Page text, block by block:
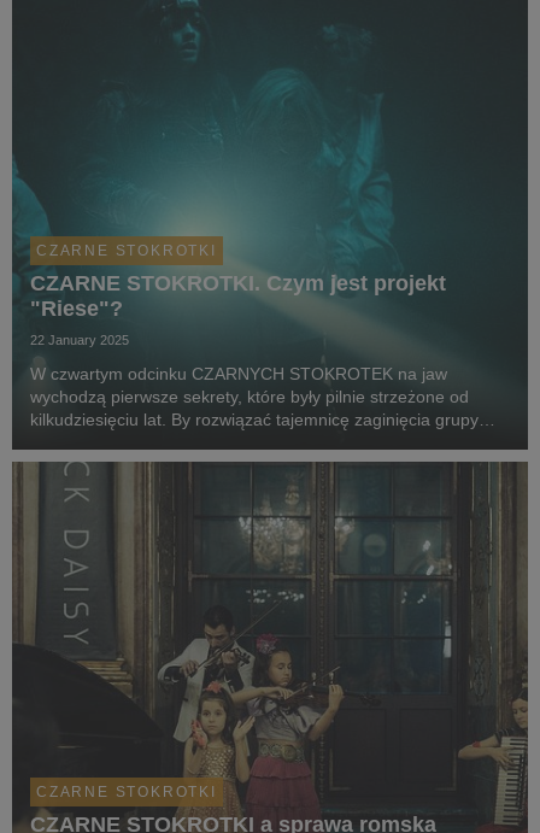
CZARNE STOKROTKI
CZARNE STOKROTKI. Czym jest projekt
"Riese"?
22 January 2025
W czwartym odcinku CZARNYCH STOKROTEK na jaw
wychodzą pierwsze sekrety, które były pilnie strzeżone od
kilkudziesięciu lat. By rozwiązać tajemnicę zaginięcia grupy
pod ziemię i przeczesać ciągnące się pod m...
CZARNE STOKROTKI
CZARNE STOKROTKI a sprawa romska